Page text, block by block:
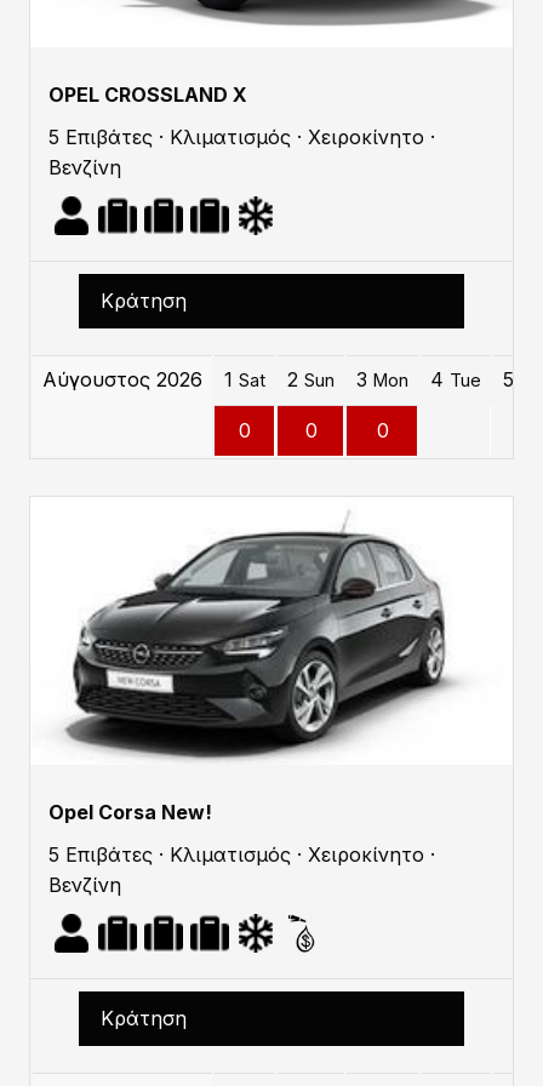
OPEL CROSSLAND X
5 Επιβάτες · Κλιματισμός · Χειροκίνητο ·
Βενζίνη
Κράτηση
Αύγουστος 2026 1 Sat 2 Sun 3 Mon 4 Tue 5
0 0 0
Opel Corsa New!
5 Επιβάτες · Κλιματισμός · Χειροκίνητο ·
Βενζίνη
Κράτηση